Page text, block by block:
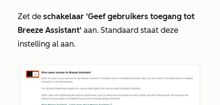
Zet de schakelaar 'Geef gebruikers toegang tot
Breeze Assistant' aan. Standaard staat deze
instelling al aan.